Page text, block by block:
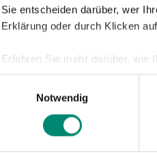
Sie entscheiden darüber, wer
Erklärung oder durch Klicken
Erfahren Sie mehr darüber,
Einzelheitenfest.
und die Zugriffe auf unsere
Notwendig